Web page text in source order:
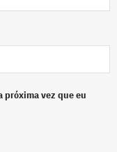
próxima vez que eu